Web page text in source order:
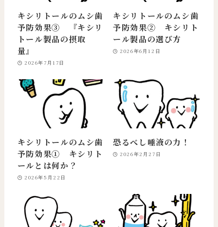
キシリトールのムシ歯
予防効果③ 『キシリ
トール製品の摂取
量』
2026年7月17日
キシリトールのムシ歯
予防効果② キシリト
ール製品の選び方
2026年6月12日
キシリトールのムシ歯
予防効果① キシリト
ールとは何か？
2026年5月22日
恐るべし唾液の力！
2026年2月27日